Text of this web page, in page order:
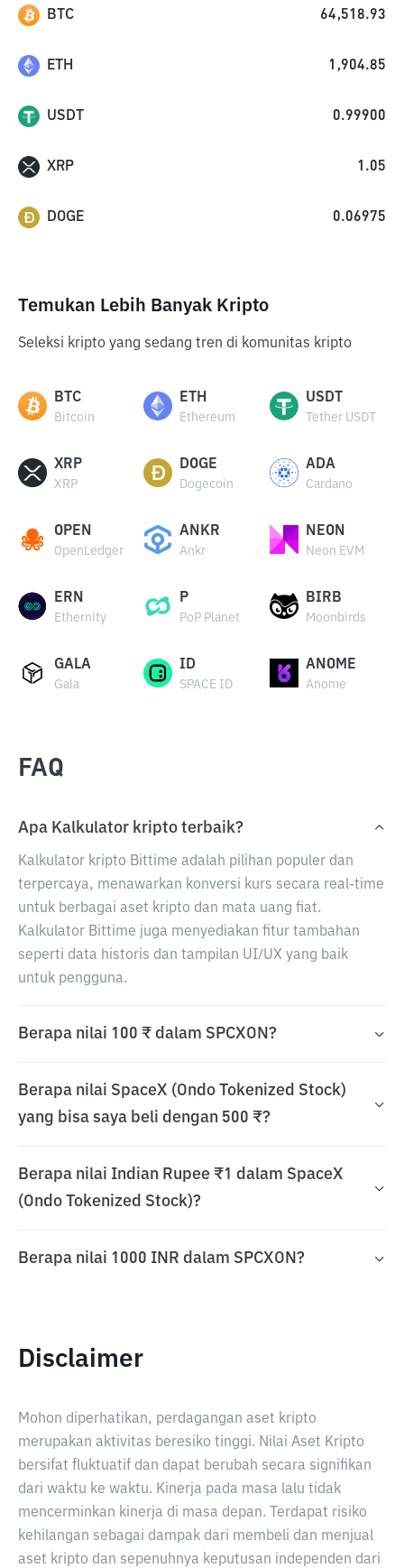
BTC 64,518.93
ETH 1,904.85
USDT 0.99900
XRP 1.05
DOGE 0.06975
Temukan Lebih Banyak Kripto
Seleksi kripto yang sedang tren di komunitas kripto
BTC
Bitcoin
ETH
Ethereum
USDT
Tether USDT
XRP
XRP
DOGE
Dogecoin
ADA
Cardano
OPEN
OpenLedger
ANKR
Ankr
NEON
Neon EVM
ERN
Ethernity
P
PoP Planet
BIRB
Moonbirds
GALA
Gala
ID
SPACE ID
ANOME
Anome
FAQ
Apa Kalkulator kripto terbaik?
Kalkulator kripto Bittime adalah pilihan populer dan
terpercaya, menawarkan konversi kurs secara real-time
untuk berbagai aset kripto dan mata uang fiat.
Kalkulator Bittime juga menyediakan fitur tambahan
seperti data historis dan tampilan UI/UX yang baik
untuk pengguna.
Berapa nilai 100 ₹ dalam SPCXON?
Berapa nilai SpaceX (Ondo Tokenized Stock)
yang bisa saya beli dengan 500 ₹?
Berapa nilai Indian Rupee ₹1 dalam SpaceX
(Ondo Tokenized Stock)?
Berapa nilai 1000 INR dalam SPCXON?
Disclaimer
Mohon diperhatikan, perdagangan aset kripto
merupakan aktivitas beresiko tinggi. Nilai Aset Kripto
bersifat fluktuatif dan dapat berubah secara signifikan
dari waktu ke waktu. Kinerja pada masa lalu tidak
mencerminkan kinerja di masa depan. Terdapat risiko
kehilangan sebagai dampak dari membeli dan menjual
aset kripto dan sepenuhnya keputusan independen dari